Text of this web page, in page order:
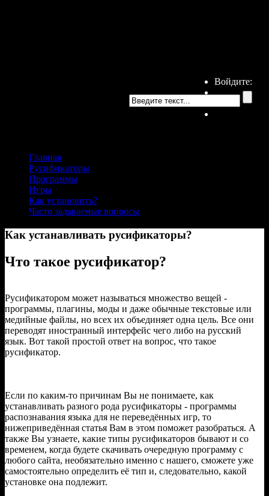
Войдите:
Главная
Русификаторы
Программы
Игры
Как установить?
Часто задаваемые вопросы
Как устанавливать русификаторы?
Что такое русификатор?
Русификатором может называться множество вещей -
программы, плагины, моды и даже обычные текстовые или
медийные файлы, но всех их объединяет одна цель. Все они
переводят иностранный интерфейс чего либо на русский
язык. Вот такой простой ответ на вопрос, что такое
русификатор.
Если по каким-то причинам Вы не понимаете, как
устанавливать разного рода русификаторы - программы
распознавания языка для не переведённых игр, то
нижеприведённая статья Вам в этом поможет разобраться. А
также Вы узнаете, какие типы русификаторов бывают и со
временем, когда будете скачивать очередную программу с
любого сайта, необязательно именно с нашего, сможете уже
самостоятельно определить её тип и, следовательно, какой
установке она подлежит.